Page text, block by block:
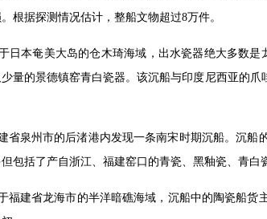
根据探测情况估计，整船文物超过8万件。
日本奄美大岛的仓木琦海域，出水瓷器绝大多数
量的景德镇窑青白瓷器。该沉船与印度尼西亚的
省泉州市的后渚港内发现一条南宋时期沉船。沉
包括了产自浙江、福建窑口的青瓷、黑釉瓷、青白
福建省龙海市的半洋暗礁海域，沉船中的陶瓷船